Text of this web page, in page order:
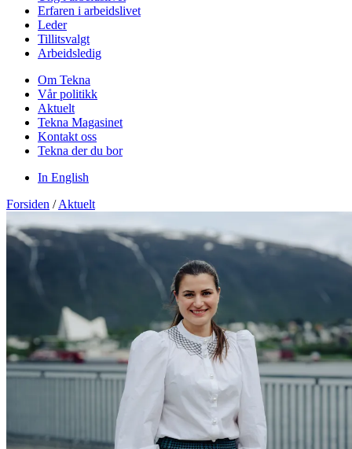
Erfaren i arbeidslivet
Leder
Tillitsvalgt
Arbeidsledig
Om Tekna
Vår politikk
Aktuelt
Tekna Magasinet
Kontakt oss
Tekna der du bor
In English
Forsiden / Aktuelt